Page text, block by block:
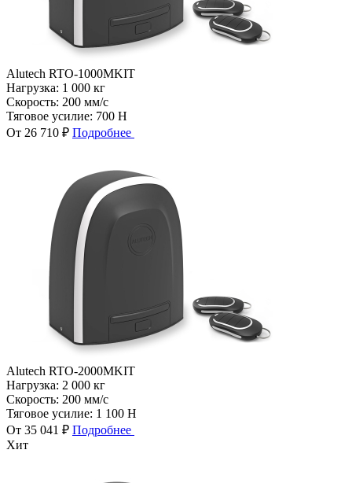
Alutech RTO-1000MKIT
Нагрузка: 1 000 кг
Скорость: 200 мм/с
Тяговое усилие: 700 Н
От 26 710 ₽ Подробнее
Alutech RTO-2000MKIT
Нагрузка: 2 000 кг
Скорость: 200 мм/с
Тяговое усилие: 1 100 Н
От 35 041 ₽ Подробнее
Хит